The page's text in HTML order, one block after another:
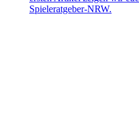
Spieleratgeber-NRW.